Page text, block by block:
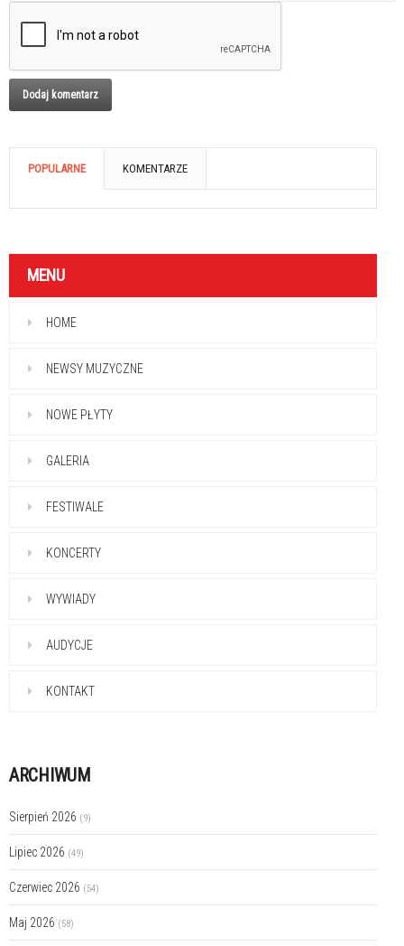
POPULARNE KOMENTARZE
MENU
HOME
NEWSY MUZYCZNE
NOWE PŁYTY
GALERIA
FESTIWALE
KONCERTY
WYWIADY
AUDYCJE
KONTAKT
ARCHIWUM
Sierpień 2026 (9)
Lipiec 2026 (49)
Czerwiec 2026 (54)
Maj 2026 (58)